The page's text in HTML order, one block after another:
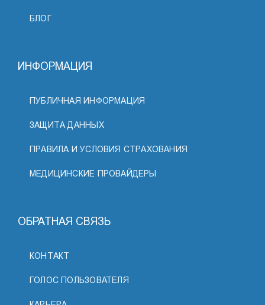
БЛОГ
ИНФОРМАЦИЯ
ПУБЛИЧНАЯ ИНФОРМАЦИЯ
ЗАЩИТА ДАННЫХ
ПРАВИЛА И УСЛОВИЯ СТРАХОВАНИЯ
МЕДИЦИНСКИЕ ПРОВАЙДЕРЫ
ОБРАТНАЯ СВЯЗЬ
КОНТАКТ
ГОЛОС ПОЛЬЗОВАТЕЛЯ